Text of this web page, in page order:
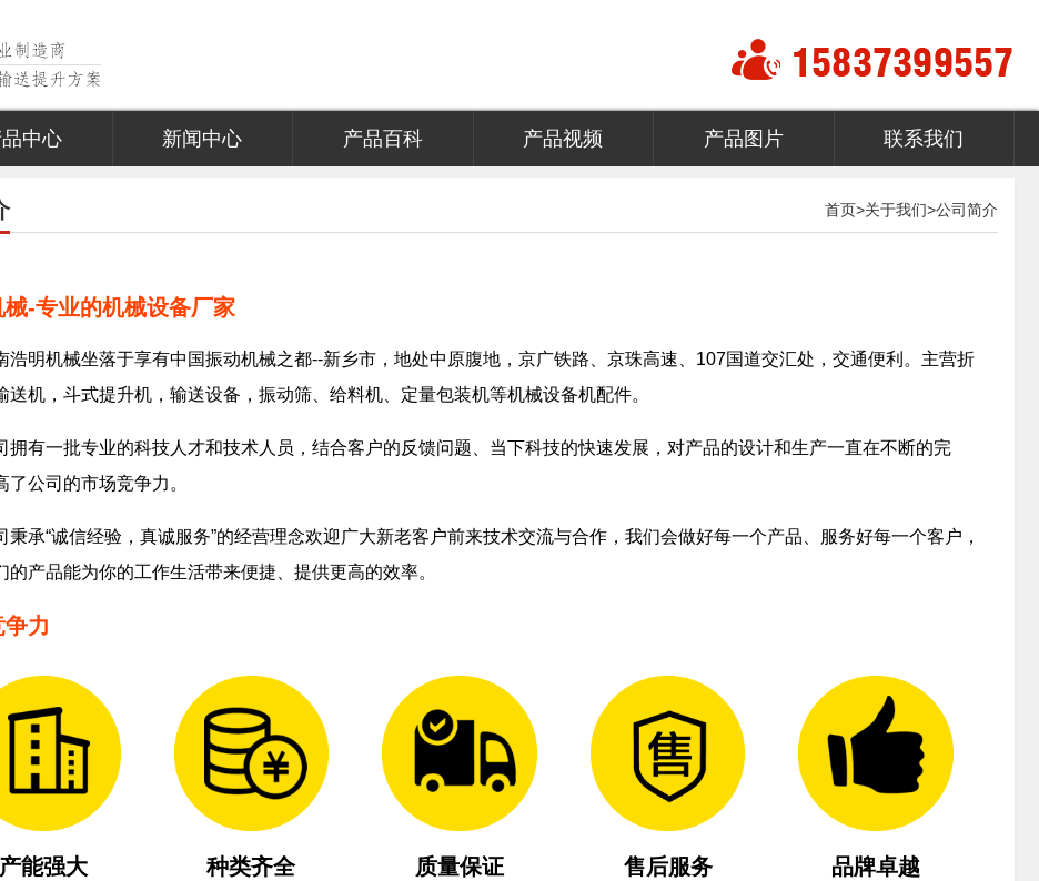
中心 新闻中心 产品百科 产品视频 产品图片 联系我们
首页>关于我们>公司简介
械-专业的机械设备厂家
浩明机械坐落于享有中国振动机械之都--新乡市，地处中原腹地，京广铁路、京珠高速、107国道交汇处，交通便利。主营折
送机，斗式提升机，输送设备，振动筛、给料机、定量包装机等机械设备机配件。
拥有一批专业的科技人才和技术人员，结合客户的反馈问题、当下科技的快速发展，对产品的设计和生产一直在不断的完
了公司的市场竞争力。
秉承“诚信经验，真诚服务”的经营理念欢迎广大新老客户前来技术交流与合作，我们会做好每一个产品、服务好每一个客户，
的产品能为你的工作生活带来便捷、提供更高的效率。
力
产能强大 种类齐全 质量保证 售后服务 品牌卓越